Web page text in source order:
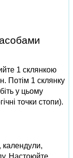
1 склянкою
Потім 1 склянку
у цьому
точки стопи).
календули,
Настоюйте